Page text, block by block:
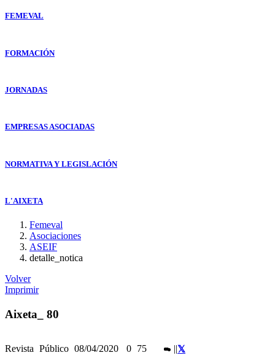
FEMEVAL
FORMACIÓN
JORNADAS
EMPRESAS ASOCIADAS
NORMATIVA Y LEGISLACIÓN
L'AIXETA
Femeval
Asociaciones
ASEIF
detalle_notica
Volver
Imprimir
Aixeta_ 80
Revista Público 08/04/2020 0 75 ||